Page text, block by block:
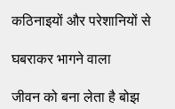
कठिनाइयों और परेशानियों से
घबराकर भागने वाला
जीवन को बना लेता है बोझ